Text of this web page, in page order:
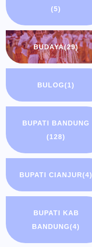
(5)
BUDAYA(29)
BULOG(1)
BUPATI BANDUNG
(128)
BUPATI CIANJUR(4)
BUPATI KAB
BANDUNG(4)